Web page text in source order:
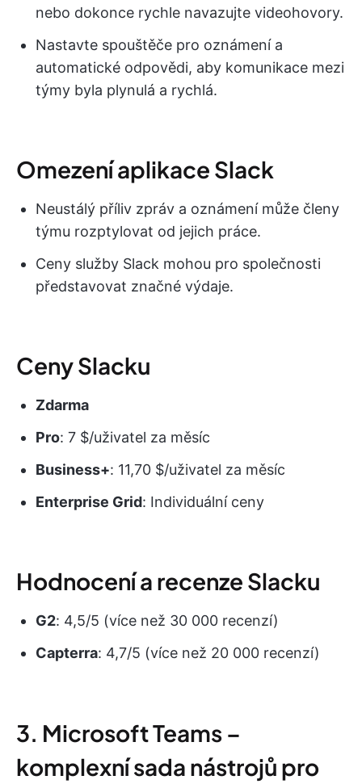
nebo dokonce rychle navazujte videohovory.
Nastavte spouštěče pro oznámení a
automatické odpovědi, aby komunikace mezi
týmy byla plynulá a rychlá.
Omezení aplikace Slack
Neustálý příliv zpráv a oznámení může členy
týmu rozptylovat od jejich práce.
Ceny služby Slack mohou pro společnosti
představovat značné výdaje.
Ceny Slacku
Zdarma
Pro: 7 $/uživatel za měsíc
Business+: 11,70 $/uživatel za měsíc
Enterprise Grid: Individuální ceny
Hodnocení a recenze Slacku
G2: 4,5/5 (více než 30 000 recenzí)
Capterra: 4,7/5 (více než 20 000 recenzí)
3. Microsoft Teams –
komplexní sada nástrojů pro